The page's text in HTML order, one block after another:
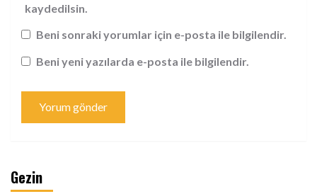
kaydedilsin.
Beni sonraki yorumlar için e-posta ile bilgilendir.
Beni yeni yazılarda e-posta ile bilgilendir.
Gezin